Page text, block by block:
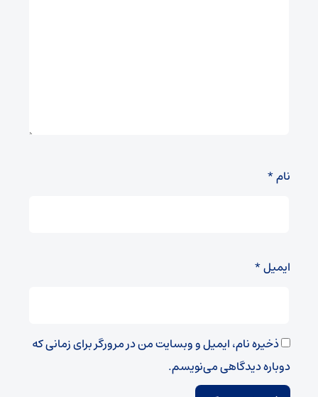
نام*
ایمیل*
ذخیره نام، ایمیل و وبسایت من در مرورگر برای زمانی که
دوباره دیدگاهی می‌نویسم.